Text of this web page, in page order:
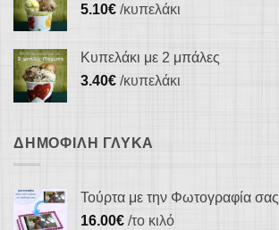
5.10€ /κυπελάκι
Κυπελάκι με 2 μπάλες
3.40€ /κυπελάκι
ΔΗΜΟΦΙΛΉ ΓΛΥΚΆ
Τούρτα με την Φωτογραφία σας
16.00€ /το κιλό